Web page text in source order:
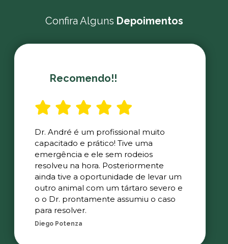
Confira Alguns Depoimentos
Recomendo!!
Dr. André é um profissional muito
capacitado e prático! Tive uma
emergência e ele sem rodeios
resolveu na hora. Posteriormente
ainda tive a oportunidade de levar um
outro animal com um tártaro severo e
o o Dr. prontamente assumiu o caso
para resolver.
Diego Potenza